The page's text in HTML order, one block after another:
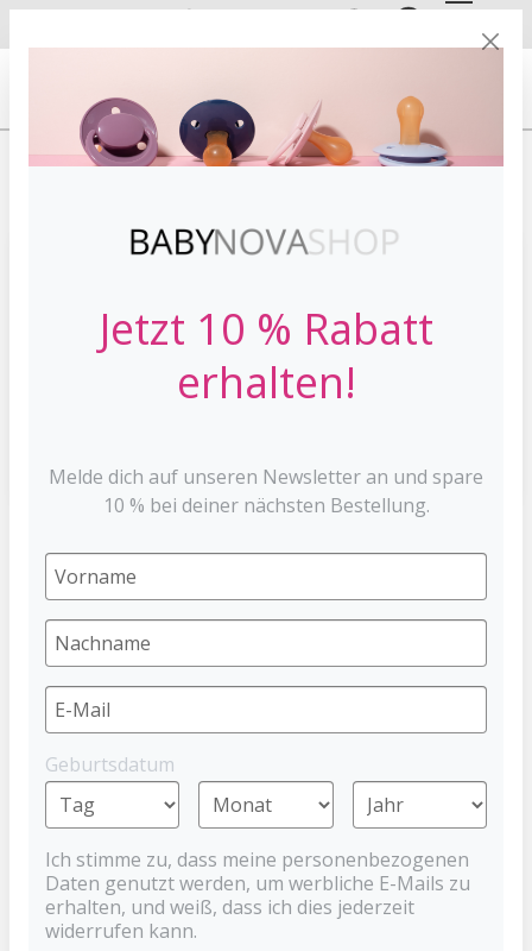
EN
HOME SCHNULLER
DENTISTAR SCHNULLER
DENTISTAR
2,79 € 3,99 €(30.08% gespart)
Preise inkl. MwSt. zzgl. Versandkosten
Material
Silikon
Größe
Größe 2 (6-14 Monate)
Set
Jetzt 10 % Rabatt
erhalten!
Melde dich auf unseren Newsletter an und spare
10 % bei deiner nächsten Bestellung.
Geburtsdatum
Ich stimme zu, dass meine personenbezogenen
Daten genutzt werden, um werbliche E-Mails zu
erhalten, und weiß, dass ich dies jederzeit
widerrufen kann.